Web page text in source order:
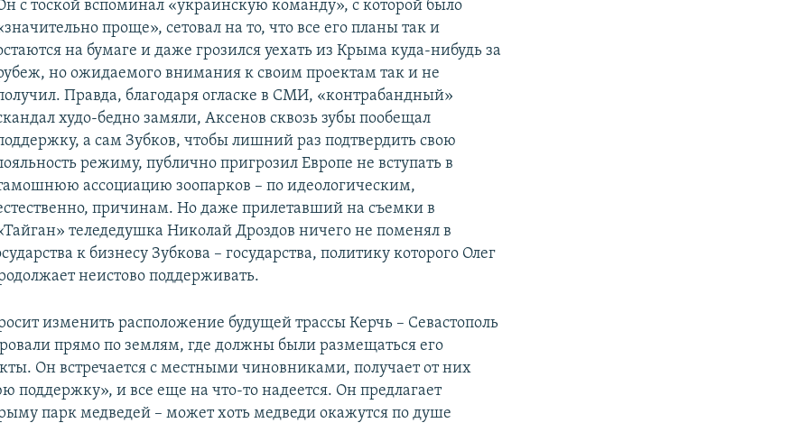
с тоской вспоминал «украинскую команду», с которой было
проще», сетовал на то, что все его планы так и
на бумаге и даже грозился уехать из Крыма куда-нибудь за
но ожидаемого внимания к своим проектам так и не
Правда, благодаря огласке в СМИ, «контрабандный»
худо-бедно замяли, Аксенов сквозь зубы пообещал
а сам Зубков, чтобы лишний раз подтвердить свою
режиму, публично пригрозил Европе не вступать в
ассоциацию зоопарков – по идеологическим,
причинам. Но даже прилетавший на съемки в
теледедушка Николай Дроздов ничего не поменял в
к бизнесу Зубкова – государства, политику которого Олег
неистово поддерживать.
изменить расположение будущей трассы Керчь – Севастополь
прямо по землям, где должны были размещаться его
Он встречается с местными чиновниками, получает от них
поддержку», и все еще на что-то надеется. Он предлагает
парк медведей – может хоть медведи окажутся по душе